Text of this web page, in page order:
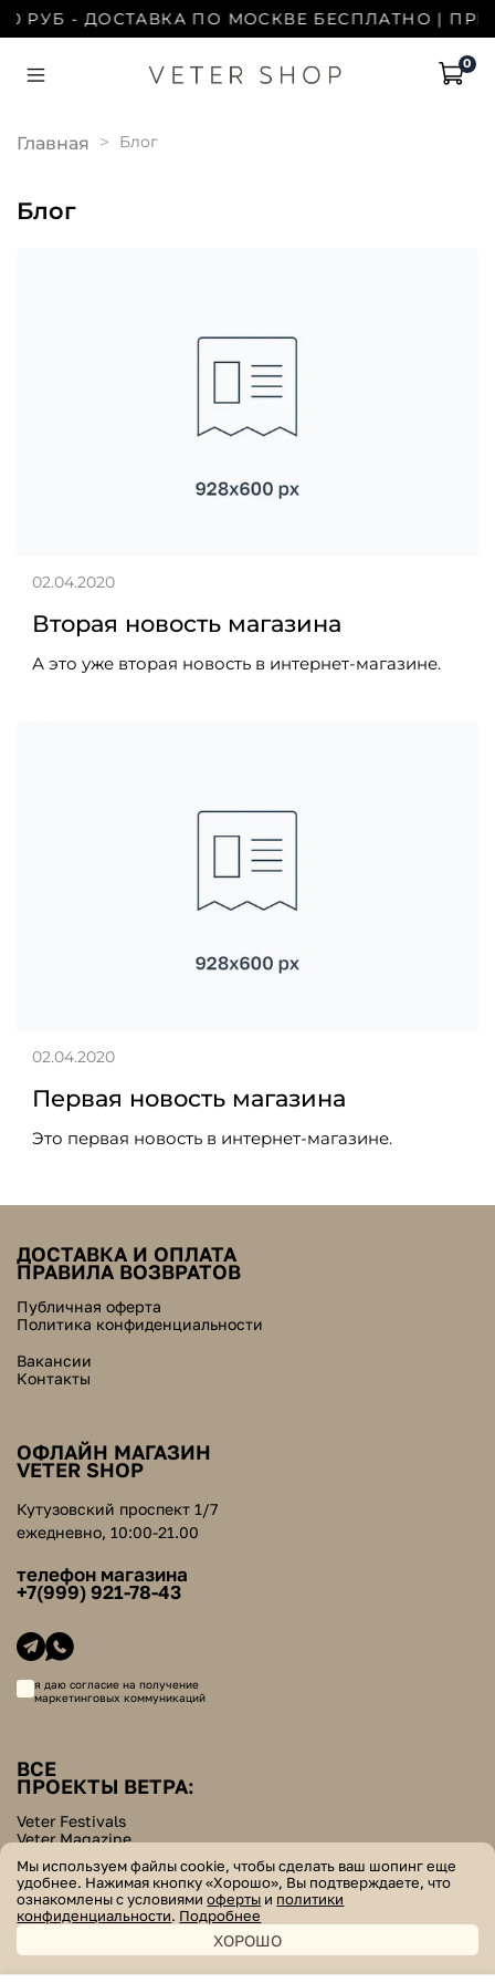
РУБ - ДОСТАВКА ПО МОСКВЕ БЕСПЛАТНО | ПРИ
0
Главная Блог
Блог
Вторая новость магазина
А это уже вторая новость в интернет-магазине.
02.04.2020
Первая новость магазина
Это первая новость в интернет-магазине.
02.04.2020
ДОСТАВКА И ОПЛАТА
ПРАВИЛА ВОЗВРАТОВ
Публичная оферта
Политика конфиденциальности
Вакансии
Контакты
ОФЛАЙН МАГАЗИН
VETER SHOP
Кутузовский проспект 1/7
ежедневно, 10:00-21.00
телефон магазина
+7(999) 921-78-43
я даю согласие на получение
маркетинговых коммуникаций
ВСЕ
ПРОЕКТЫ ВЕТРА:
Veter Festivals
Veter Magazine
Veter School
Helpers Bazar
© veter. все права защищены
Мы используем файлы cookie, чтобы сделать ваш шопинг еще
удобнее. Нажимая кнопку «Хорошо», Вы подтверждаете, что
ознакомлены с условиямиоферты и политики
конфиденциальности. Подробнее
ХОРОШО